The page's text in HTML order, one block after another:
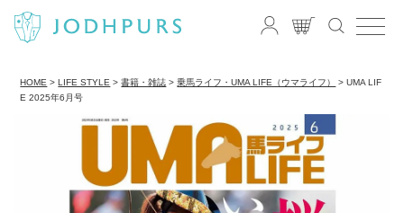
HOME LIFE STYLE 書籍・雑誌 乗馬ライフ・UMA LIFE（ウマライフ）
UMA LIF
E 2025年6月号